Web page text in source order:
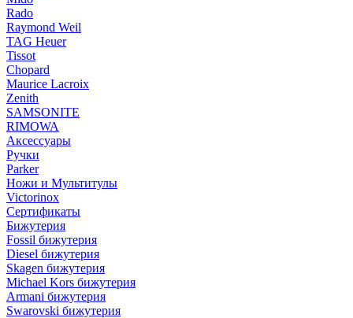
Rado
Raymond Weil
TAG Heuer
Tissot
Chopard
Maurice Lacroix
Zenith
SAMSONITE
RIMOWA
Аксессуары
Ручки
Parker
Ножи и Мультитулы
Victorinox
Сертификаты
Бижутерия
Fossil бижутерия
Diesel бижутерия
Skagen бижутерия
Michael Kors бижутерия
Armani бижутерия
Swarovski бижутерия